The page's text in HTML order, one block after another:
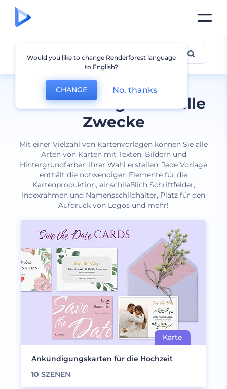
Kartenvorlagen für alle
Zwecke
Mit einer Vielzahl von Kartenvorlagen können Sie alle
Arten von Karten mit Texten, Bildern und
Hintergrundfarben Ihrer Wahl erstellen. Jede Vorlage
enthält die notwendigen Elemente für die
Kartenproduktion, einschließlich Schriftfelder,
Indexrahmen und Namensschildhalter, Platz für den
Aufdruck von Logos und mehr!
Karte
Ankündigungskarten für die Hochzeit
10 SZENEN
Would you like to change Renderforest language
to English?
CHANGE No, thanks